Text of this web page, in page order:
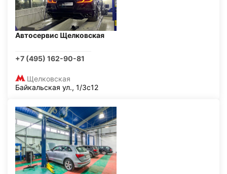
Автосервис Щелковская
+7 (495) 162-90-81
Щелковская
Байкальская ул., 1/3с12